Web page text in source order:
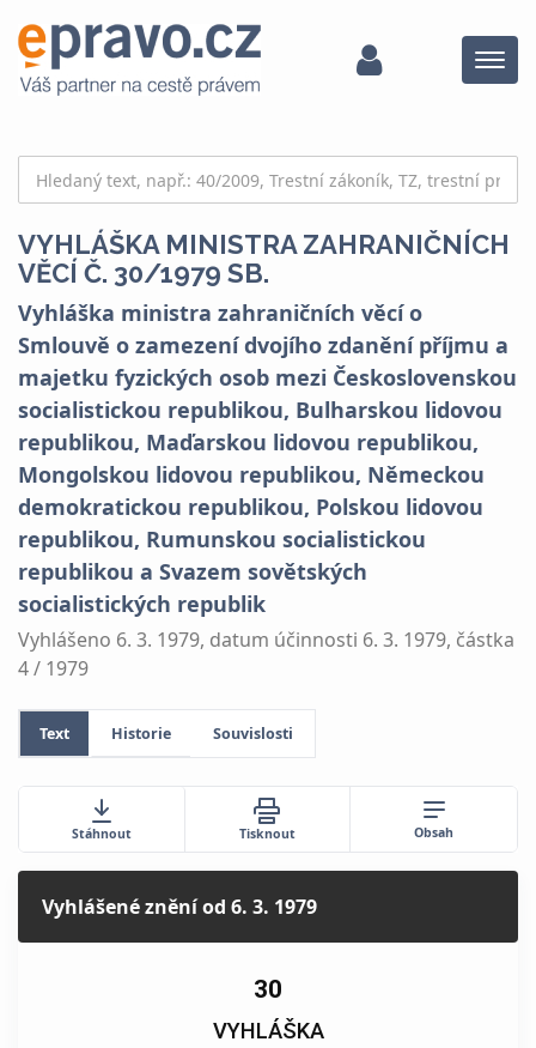
Menu
VYHLÁŠKA MINISTRA ZAHRANIČNÍCH
VĚCÍ Č. 30/1979 SB.
Vyhláška ministra zahraničních věcí o
Smlouvě o zamezení dvojího zdanění příjmu a
majetku fyzických osob mezi Československou
socialistickou republikou, Bulharskou lidovou
republikou, Maďarskou lidovou republikou,
Mongolskou lidovou republikou, Německou
demokratickou republikou, Polskou lidovou
republikou, Rumunskou socialistickou
republikou a Svazem sovětských
socialistických republik
Vyhlášeno 6. 3. 1979, datum účinnosti 6. 3. 1979, částka
4 / 1979
Text Historie Souvislosti
Stáhnout Tisknout Obsah
Vyhlášené zněníod 6. 3. 1979
30
VYHLÁŠKA